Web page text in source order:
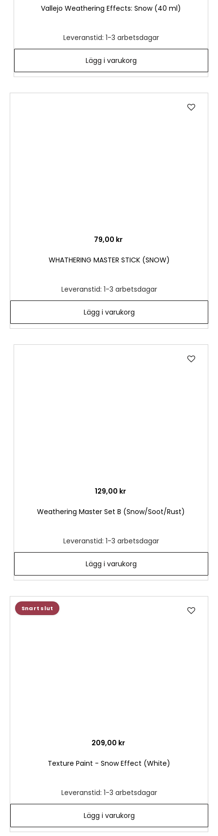
Vallejo Weathering Effects: Snow (40 ml)
Leveranstid: 1-3 arbetsdagar
Lägg i varukorg
79,00 kr
WHATHERING MASTER STICK (SNOW)
Leveranstid: 1-3 arbetsdagar
Lägg i varukorg
129,00 kr
Weathering Master Set B (Snow/Soot/Rust)
Leveranstid: 1-3 arbetsdagar
Lägg i varukorg
Snart slut
209,00 kr
Texture Paint - Snow Effect (White)
Leveranstid: 1-3 arbetsdagar
Lägg i varukorg